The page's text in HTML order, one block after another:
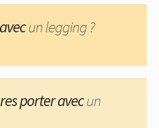
un legging ?
porter avecun